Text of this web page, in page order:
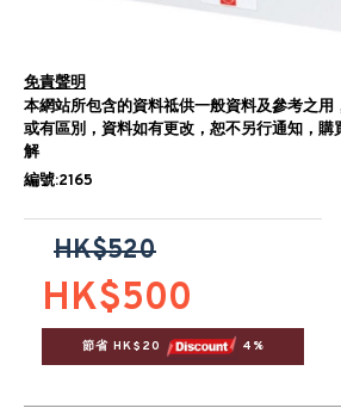
免責聲明
本網站所包含的資料祗供一般資料及參考之用
或有區別，資料如有更改，恕不另行通知，購
解
編號:2165
HK$500
HK$520
節省 HK$20 4%